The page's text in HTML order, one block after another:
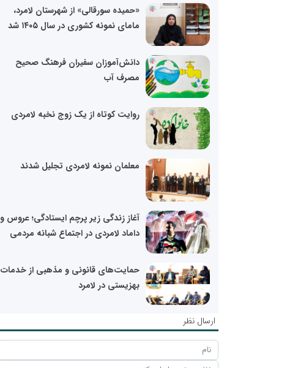
«حمیده سورقالی» از شهرستان لامرد،
مامای نمونه کشوری در سال ۱۴۰۵ شد
دانش‌آموزان سفیران فرهنگ صحیح
مصرف آب
روایت کوتاه از یک زوج نخبه لامردی
معلمان نمونه لامردی تجلیل شدند
آغاز زندگی زیر پرچم ایستادگی؛ عروس و
داماد لامردی در اجتماع شبانه مردمی
حمایت‌های قانونی و مذهبی از خدمات
بهزیستی در لامرد
ارسال نظر